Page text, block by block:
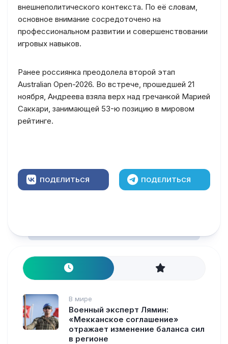
внешнеполитического контекста. По её словам,
основное внимание сосредоточено на
профессиональном развитии и совершенствовании
игровых навыков.
Ранее россиянка преодолела второй этап
Australian Open-2026. Во встрече, прошедшей 21
ноября, Андреева взяла верх над гречанкой Марией
Саккари, занимающей 53-ю позицию в мировом
рейтинге.
ПОДЕЛИТЬСЯ ПОДЕЛИТЬСЯ
В мире
Военный эксперт Лямин:
«Мекканское соглашение»
отражает изменение баланса сил
в регионе